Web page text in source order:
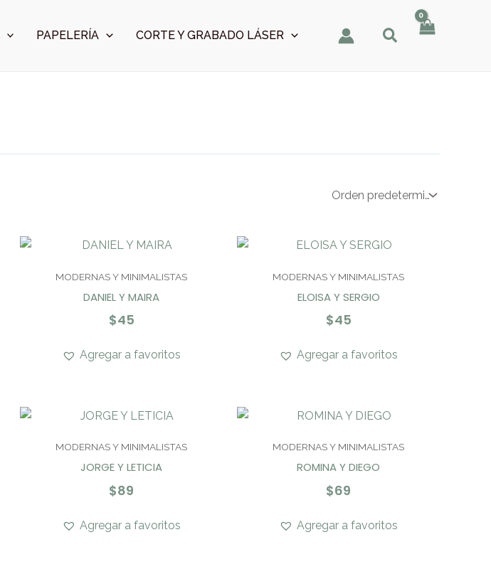
PAPELERÍA CORTE Y GRABADO LÁSER
MODERNAS Y MINIMALISTAS
DANIEL Y MAIRA
$45
Agregar a favoritos
MODERNAS Y MINIMALISTAS
ELOISA Y SERGIO
$45
Agregar a favoritos
MODERNAS Y MINIMALISTAS
JORGE Y LETICIA
$89
Agregar a favoritos
MODERNAS Y MINIMALISTAS
ROMINA Y DIEGO
$69
Agregar a favoritos